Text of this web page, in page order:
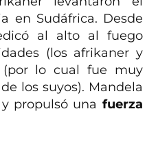
en Sudáfrica. Desde
al alto al fuego
(los afrikaner y
(por lo cual fue muy
los suyos). Mandela
propulsó una fuerza